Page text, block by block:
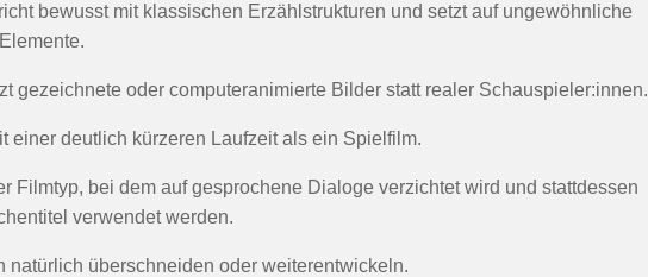
bewusst mit klassischen Erzählstrukturen und setzt auf ungewöhnliche
gezeichnete oder computeranimierte Bilder statt realer Schauspieler:innen.
einer deutlich kürzeren Laufzeit als ein Spielfilm.
Filmtyp, bei dem auf gesprochene Dialoge verzichtet wird und stattdessen
verwendet werden.
natürlich überschneiden oder weiterentwickeln.